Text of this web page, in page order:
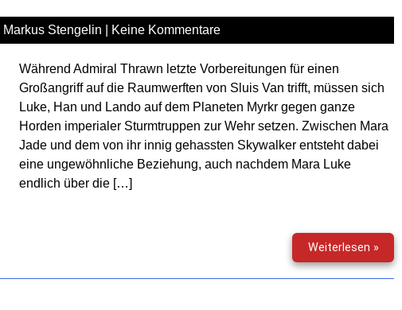
Der
Markus Stengelin Keine Kommentare
Während Admiral Thrawn letzte Vorbereitungen für einen
Großangriff auf die Raumwerften von Sluis Van trifft, müssen sich
Luke, Han und Lando auf dem Planeten Myrkr gegen ganze
Horden imperialer Sturmtruppen zur Wehr setzen. Zwischen Mara
Jade und dem von ihr innig gehassten Skywalker entsteht dabei
eine ungewöhnliche Beziehung, auch nachdem Mara Luke
endlich über die […]
Weiterlesen »Star
Wars
–